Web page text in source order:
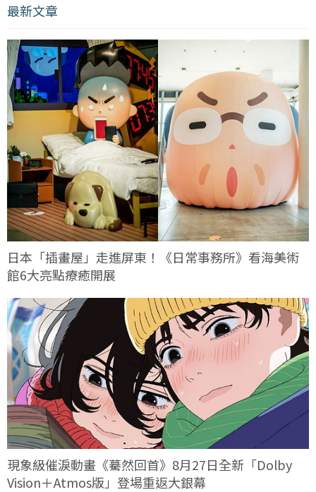
最新文章
日本「插畫屋」走進屏東！《日常事務所》看海美術
館6大亮點療癒開展
現象級催淚動畫《驀然回首》8月27日全新「Dolby
Vision＋Atmos版」登場重返大銀幕